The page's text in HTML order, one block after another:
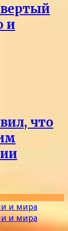
и
что